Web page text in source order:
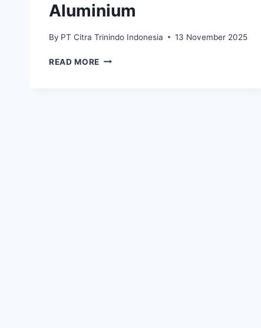
Aluminium
By PT Citra Trinindo Indonesia 13 November 2025
READ MORE